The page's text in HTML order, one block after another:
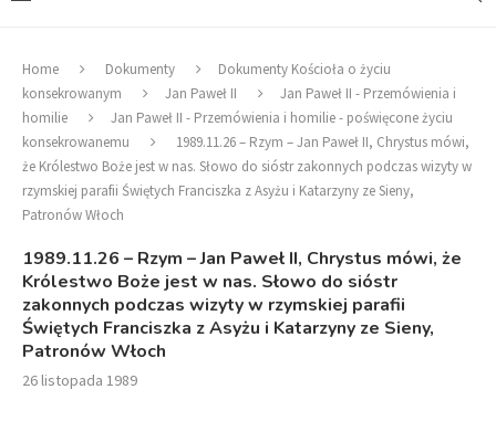
Home Dokumenty
Dokumenty Kościoła o życiu
konsekrowanym
Jan Paweł II
Jan Paweł II - Przemówienia i
homilie
Jan Paweł II - Przemówienia i homilie - poświęcone życiu
konsekrowanemu
1989.11.26 – Rzym – Jan Paweł II, Chrystus mówi,
że Królestwo Boże jest w nas. Słowo do sióstr zakonnych podczas wizyty w
rzymskiej parafii Świętych Franciszka z Asyżu i Katarzyny ze Sieny,
Patronów Włoch
1989.11.26 – Rzym – Jan Paweł II, Chrystus mówi, że
Królestwo Boże jest w nas. Słowo do sióstr
zakonnych podczas wizyty w rzymskiej parafii
Świętych Franciszka z Asyżu i Katarzyny ze Sieny,
Patronów Włoch
26 listopada 1989